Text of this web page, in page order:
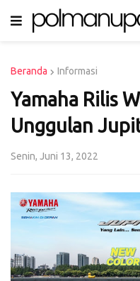
Beranda Informasi
Yamaha Rilis
Unggulan
Senin, Juni 13, 2022